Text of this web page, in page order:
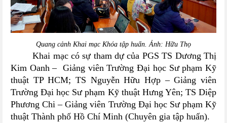
Quang cảnh Khai mạc Khóa tập huấn. Ảnh: Hữu Thọ
Khai mạc có sự tham dự của PGS TS Dương Thị
Kim Oanh – Giảng viên Trường Đại học Sư phạm Kỹ
thuật TP HCM; TS Nguyễn Hữu Hợp – Giảng viên
Trường Đại học Sư phạm Kỹ thuật Hưng Yên; TSDiệp
Phương Chi – Giảng viên Trường Đại học Sư phạm Kỹ
thuật Thành phố Hồ Chí Minh (Chuyên gia tập huấn).